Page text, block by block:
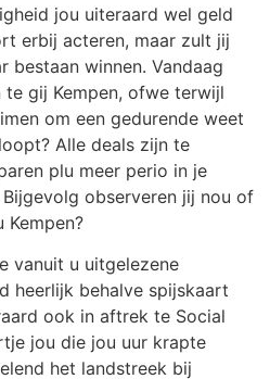
jou uiteraard wel geld
erbij acteren, maar zult jij
bestaan winnen. Vandaag
gij Kempen, ofwe terwijl
om een gedurende weet
Alle deals zijn te
plu meer perio in je
observeren jij nou of
vanuit u uitgelezene
heerlijk behalve spijskaart
ook in aftrek te Social
jou die jou uur krapte
het landstreek bij